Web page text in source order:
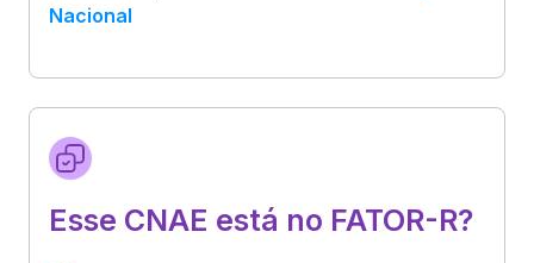
Nacional
Esse CNAE está no FATOR-R?